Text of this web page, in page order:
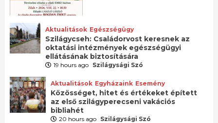
Aktualitások Egészségügy
Szilágycseh: Családorvost keresnek az
oktatási intézmények egészségügyi
ellátásának biztosítására
19 hours ago Szilágysági Szó
Aktualitások Egyházaink Esemény
Közösséget, hitet és értékeket épített
az első szilágyperecseni vakációs
bibliahét
20 hours ago Szilágysági Szó